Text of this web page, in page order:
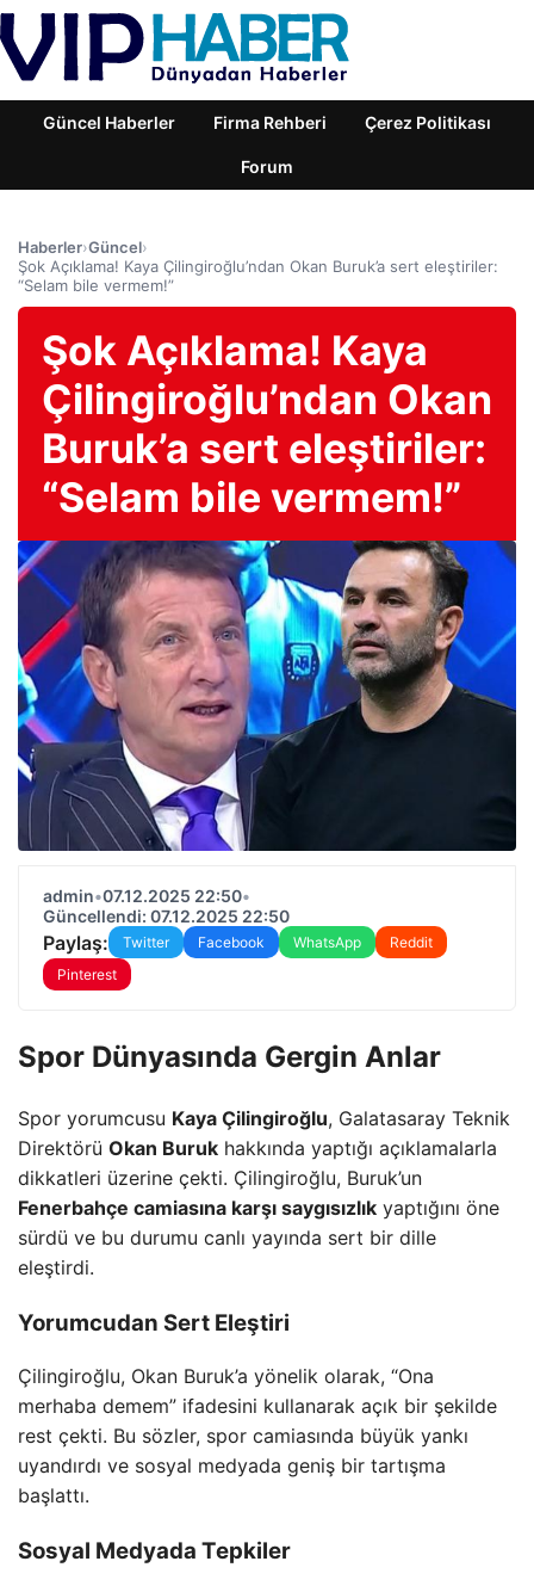
Güncel Haberler Firma Rehberi Çerez Politikası
Forum
Haberler›Güncel›
Şok Açıklama! Kaya Çilingiroğlu’ndan Okan Buruk’a sert eleştiriler:
“Selam bile vermem!”
Şok Açıklama! Kaya
Çilingiroğlu’ndan Okan
Buruk’a sert eleştiriler:
“Selam bile vermem!”
admin•07.12.2025 22:50•
Güncellendi: 07.12.2025 22:50
Paylaş: Twitter Facebook WhatsApp
Reddit
Pinterest
Spor Dünyasında Gergin Anlar
Spor yorumcusu Kaya Çilingiroğlu, Galatasaray Teknik
Direktörü Okan Buruk hakkında yaptığı açıklamalarla
dikkatleri üzerine çekti. Çilingiroğlu, Buruk’un
Fenerbahçe camiasına karşı saygısızlık yaptığını öne
sürdü ve bu durumu canlı yayında sert bir dille
eleştirdi.
Yorumcudan Sert Eleştiri
Çilingiroğlu, Okan Buruk’a yönelik olarak, “Ona
merhaba demem” ifadesini kullanarak açık bir şekilde
rest çekti. Bu sözler, spor camiasında büyük yankı
uyandırdı ve sosyal medyada geniş bir tartışma
başlattı.
Sosyal Medyada Tepkiler